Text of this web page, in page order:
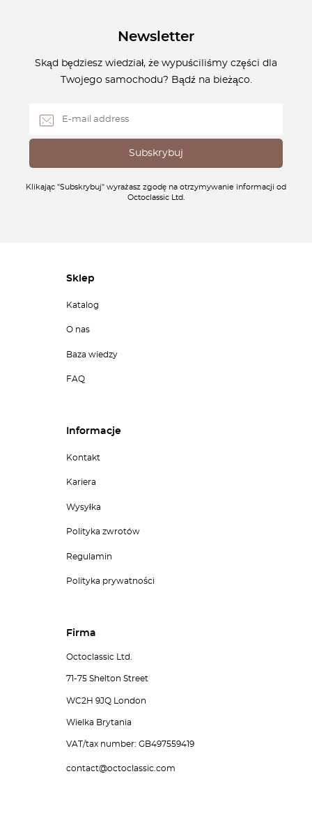
Newsletter
Skąd będziesz wiedział, że wypuściliśmy części dla
Twojego samochodu? Bądź na bieżąco.
Klikając "Subskrybuj" wyrażasz zgodę na otrzymywanie informacji od
Octoclassic Ltd.
Sklep
Katalog
O nas
Baza wiedzy
FAQ
Informacje
Kontakt
Kariera
Wysyłka
Polityka zwrotów
Regulamin
Polityka prywatności
Firma
Octoclassic Ltd.
71-75 Shelton Street
WC2H 9JQ London
Wielka Brytania
VAT/tax number: GB497559419
contact@octoclassic.com